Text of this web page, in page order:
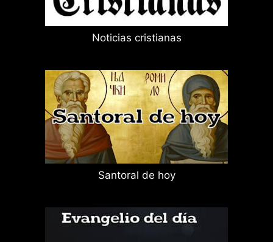
Noticias cristianas
Santoral de hoy